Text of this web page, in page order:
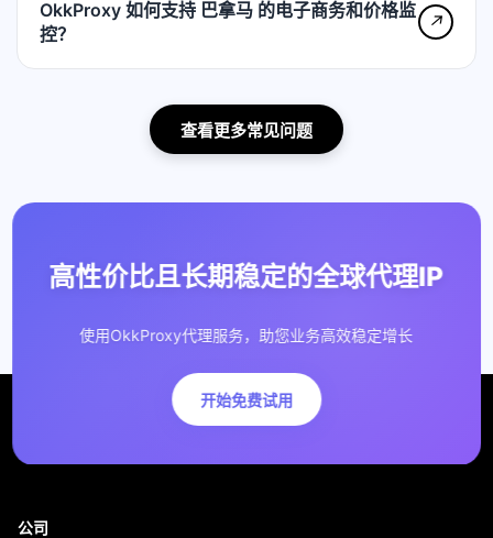
OkkProxy 如何支持 巴拿马 的电子商务和价格监
控？
↗
查看更多常见问题
高性价比且长期稳定的全球代理IP
使用OkkProxy代理服务，助您业务高效稳定增长
开始免费试用
公司